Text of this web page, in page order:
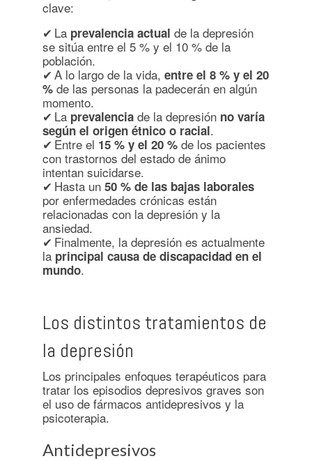
clave:
✔ La prevalencia actual de la depresión
se sitúa entre el 5 % y el 10 % de la
población.
✔ A lo largo de la vida,entre el 8 % y el 20
% de las personas la padecerán en algún
momento.
✔ La prevalencia de la depresión no varía
según el origen étnico o racial.
✔ Entre el 15 % y el 20 % de los pacientes
con trastornos del estado de ánimo
intentan suicidarse.
✔ Hasta un50 % de las bajas laborales
por enfermedades crónicas están
relacionadas con la depresión y la
ansiedad.
✔ Finalmente, la depresión es actualmente
la principal causa de discapacidad en el
mundo.
Los distintos tratamientos de
la depresión
Los principales enfoques terapéuticos para
tratar los episodios depresivos graves son
el uso de fármacos antidepresivos y la
psicoterapia.
Antidepresivos